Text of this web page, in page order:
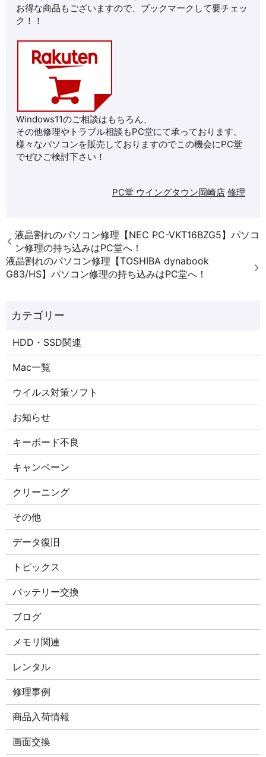
お得な商品もございますので、ブックマークして要チェッ
ク！！
Windows11のご相談はもちろん、
その他修理やトラブル相談もPC堂にて承っております。
様々なパソコンを販売しておりますのでこの機会にPC堂
でぜひご検討下さい！
PC堂 ウイングタウン岡崎店 修理
液晶割れのパソコン修理【NEC PC-VKT16BZG5】パソコ
ン修理の持ち込みはPC堂へ！
液晶割れのパソコン修理【TOSHIBA dynabook
G83/HS】パソコン修理の持ち込みはPC堂へ！
HDD・SSD関連
Mac一覧
ウイルス対策ソフト
お知らせ
キーボード不良
キャンペーン
クリーニング
その他
データ復旧
トピックス
バッテリー交換
ブログ
メモリ関連
レンタル
修理事例
商品入荷情報
画面交換